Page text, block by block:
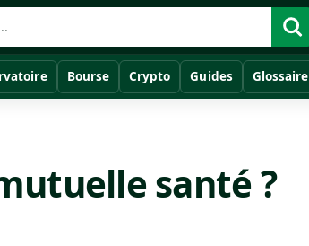
Bourse Crypto Guides Glossaire
santé ?